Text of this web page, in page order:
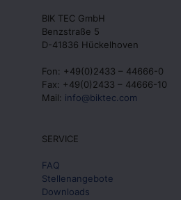
BIK TEC GmbH
Benzstraße 5
D-41836 Hückelhoven
Fon: +49(0)2433 – 44666-0
Fax: +49(0)2433 – 44666-10
Mail: info@biktec.com
SERVICE
FAQ
Stellenangebote
Downloads